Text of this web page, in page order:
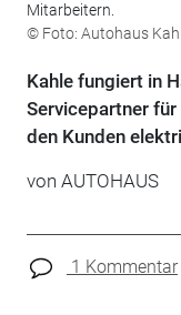
Mitarbeitern.
© Foto: Autohaus
Kahle fungiert in
Servicepartner
den Kunden
von AUTOHAUS
1 Kommentar